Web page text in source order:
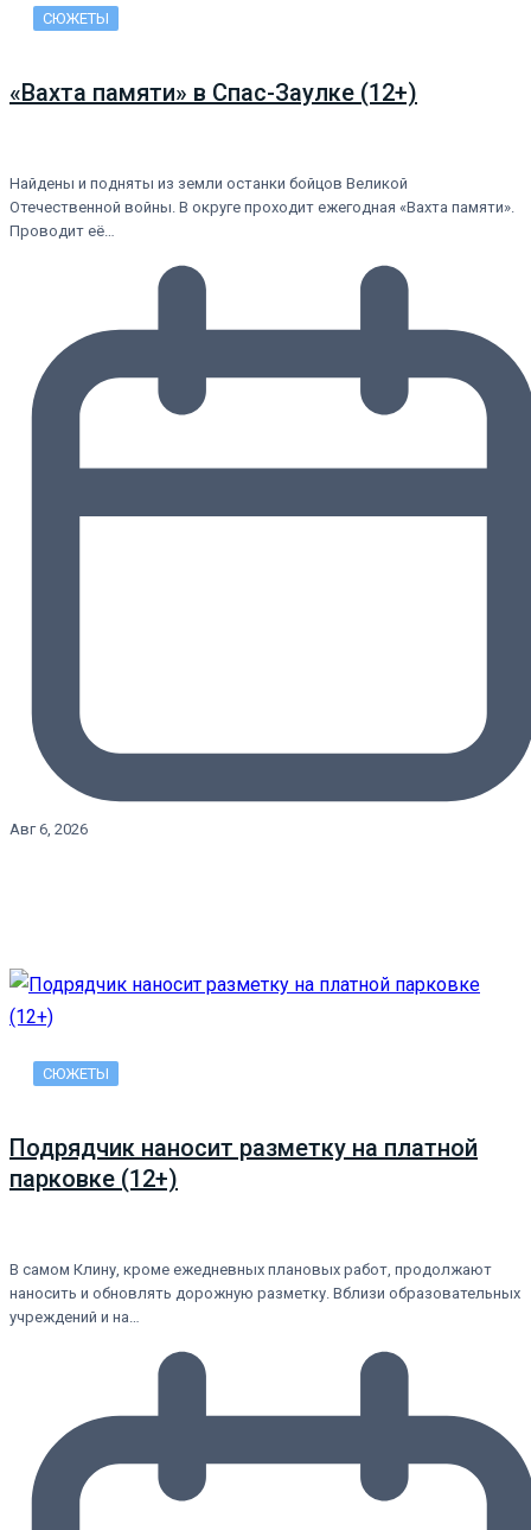
СЮЖЕТЫ
«Вахта памяти» в Спас-Заулке (12+)
Найдены и подняты из земли останки бойцов Великой
Отечественной войны. В округе проходит ежегодная «Вахта памяти».
Проводит её…
Авг 6, 2026
СЮЖЕТЫ
Подрядчик наносит разметку на платной
парковке (12+)
В самом Клину, кроме ежедневных плановых работ, продолжают
наносить и обновлять дорожную разметку. Вблизи образовательных
учреждений и на…